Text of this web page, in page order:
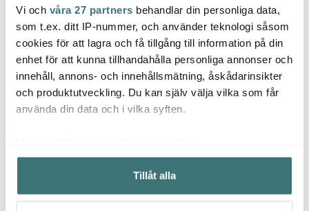
Vi och våra 27 partners behandlar din personliga data,
som t.ex. ditt IP-nummer, och använder teknologi såsom
cookies för att lagra och få tillgång till information på din
enhet för att kunna tillhandahålla personliga annonser och
innehåll, annons- och innehållsmätning, åskådarinsikter
och produktutveckling. Du kan själv välja vilka som får
använda din data och i vilka syften.
Samla in information om din geografiska plats som
kan ha en noggrannhet på upp till flera meter
Identifiera din enhet genom att aktivt skanna den för
Tillåt alla
Miyabi
Toishi Pro Knivslip 2 hjul
Svart
779 kr
Få i lager
Miyabi
Koya 4000FC santoku
japansk kockkniv 20 cm
pakkawood
2139 kr
Få i lager
Låt dig inspireras av våra kunder